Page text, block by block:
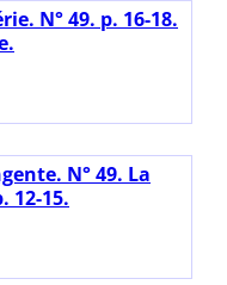
N° 49. p. 16-18.
N° 49. La
12-15.